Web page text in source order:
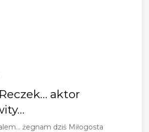
aktor
żegnam dziś Miłogosta